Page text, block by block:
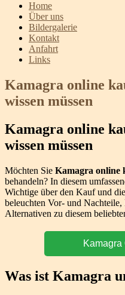
Home
Über uns
Bildergalerie
Kontakt
Anfahrt
Links
Kamagra online
wissen müssen
Kamagra online
wissen müssen
Möchten Sie Kamagra online
behandeln? In diesem
Wichtige über den Kauf und
beleuchten Vor- und
Alternativen zu diesem
Kamagra
Was ist Kamagra